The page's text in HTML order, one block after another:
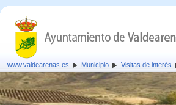
www.valdearenas.es Municipio Visitas de interés